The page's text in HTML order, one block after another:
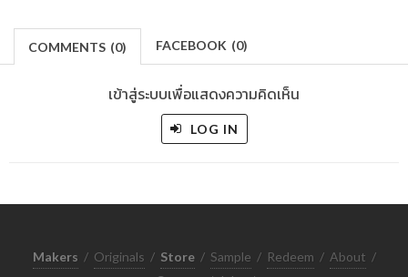
COMMENTS (0) FACEBOOK (0)
เข้าสู่ระบบเพื่อแสดงความคิดเห็น
LOG IN
Makers / Originals / Store / Sample / Redeem / About /